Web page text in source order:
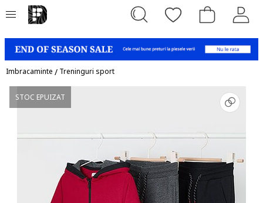
Imbracaminte / Treninguri sport
STOC EPUIZAT